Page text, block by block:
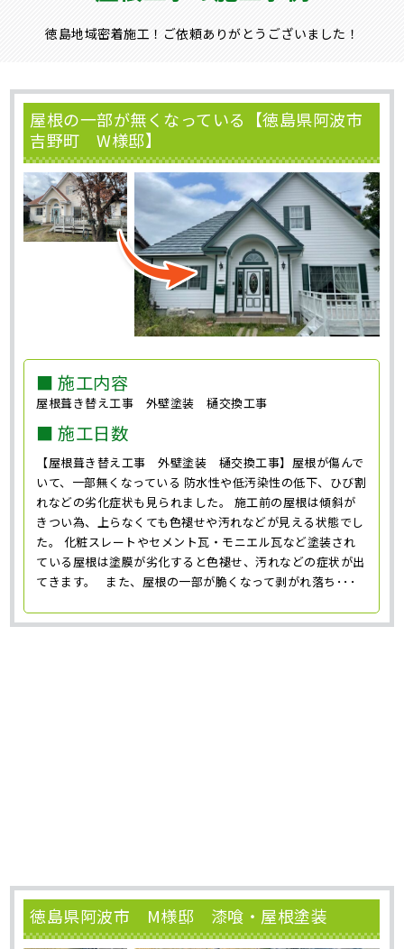
徳島地域密着施工！ご依頼ありがとうございました！
屋根の一部が無くなっている【徳島県阿波市
吉野町 W様邸】
■ 施工内容
屋根葺き替え工事 外壁塗装 樋交換工事
■ 施工日数
【屋根葺き替え工事 外壁塗装 樋交換工事】屋根が傷んで
いて、一部無くなっている 防水性や低汚染性の低下、ひび割
れなどの劣化症状も見られました。 施工前の屋根は傾斜が
きつい為、上らなくても色褪せや汚れなどが見える状態でし
た。 化粧スレートやセメント瓦・モニエル瓦など塗装され
ている屋根は塗膜が劣化すると色褪せ、汚れなどの症状が出
てきます。 また、屋根の一部が脆くなって剥がれ落ち･･･
徳島県阿波市 M様邸 漆喰・屋根塗装